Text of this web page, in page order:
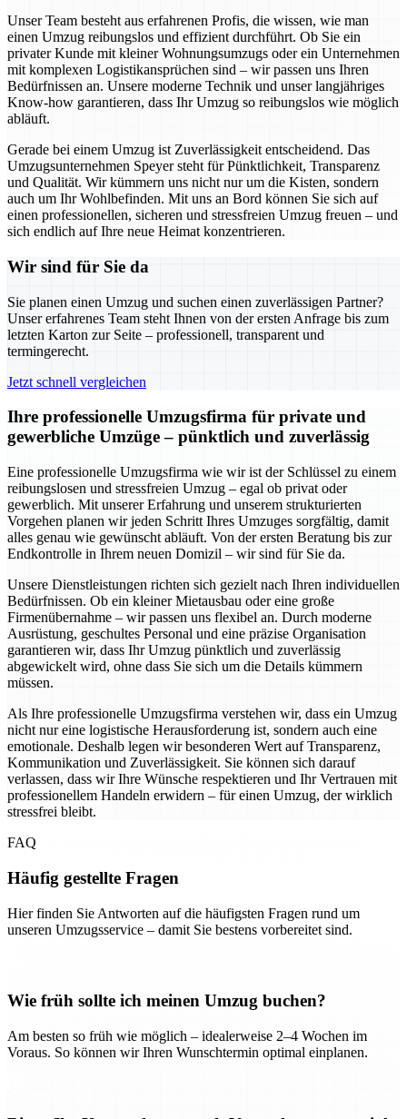
Unser Team besteht aus erfahrenen Profis, die wissen, wie man
einen Umzug reibungslos und effizient durchführt. Ob Sie ein
privater Kunde mit kleiner Wohnungsumzugs oder ein Unternehmen
mit komplexen Logistikansprüchen sind – wir passen uns Ihren
Bedürfnissen an. Unsere moderne Technik und unser langjähriges
Know-how garantieren, dass Ihr Umzug so reibungslos wie möglich
abläuft.
Gerade bei einem Umzug ist Zuverlässigkeit entscheidend. Das
Umzugsunternehmen Speyer steht für Pünktlichkeit, Transparenz
und Qualität. Wir kümmern uns nicht nur um die Kisten, sondern
auch um Ihr Wohlbefinden. Mit uns an Bord können Sie sich auf
einen professionellen, sicheren und stressfreien Umzug freuen – und
sich endlich auf Ihre neue Heimat konzentrieren.
Wir sind für Sie da
Sie planen einen Umzug und suchen einen zuverlässigen Partner?
Unser erfahrenes Team steht Ihnen von der ersten Anfrage bis zum
letzten Karton zur Seite – professionell, transparent und
termingerecht.
Jetzt schnell vergleichen
Ihre professionelle Umzugsfirma für private und
gewerbliche Umzüge – pünktlich und zuverlässig
Eine professionelle Umzugsfirma wie wir ist der Schlüssel zu einem
reibungslosen und stressfreien Umzug – egal ob privat oder
gewerblich. Mit unserer Erfahrung und unserem strukturierten
Vorgehen planen wir jeden Schritt Ihres Umzuges sorgfältig, damit
alles genau wie gewünscht abläuft. Von der ersten Beratung bis zur
Endkontrolle in Ihrem neuen Domizil – wir sind für Sie da.
Unsere Dienstleistungen richten sich gezielt nach Ihren individuellen
Bedürfnissen. Ob ein kleiner Mietausbau oder eine große
Firmenübernahme – wir passen uns flexibel an. Durch moderne
Ausrüstung, geschultes Personal und eine präzise Organisation
garantieren wir, dass Ihr Umzug pünktlich und zuverlässig
abgewickelt wird, ohne dass Sie sich um die Details kümmern
müssen.
Als Ihre professionelle Umzugsfirma verstehen wir, dass ein Umzug
nicht nur eine logistische Herausforderung ist, sondern auch eine
emotionale. Deshalb legen wir besonderen Wert auf Transparenz,
Kommunikation und Zuverlässigkeit. Sie können sich darauf
verlassen, dass wir Ihre Wünsche respektieren und Ihr Vertrauen mit
professionellem Handeln erwidern – für einen Umzug, der wirklich
stressfrei bleibt.
FAQ
Häufig gestellte Fragen
Hier finden Sie Antworten auf die häufigsten Fragen rund um
unseren Umzugsservice – damit Sie bestens vorbereitet sind.
Wie früh sollte ich meinen Umzug buchen?
Am besten so früh wie möglich – idealerweise 2–4 Wochen im
Voraus. So können wir Ihren Wunschtermin optimal einplanen.